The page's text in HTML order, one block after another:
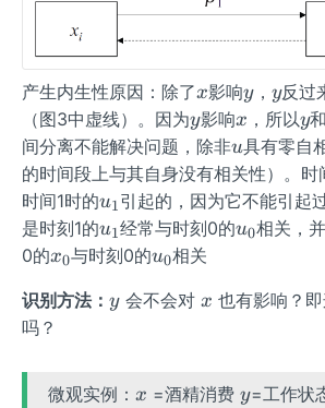
产生内生性原因：除了x
x影响y
y， y
y反过
（图3中虚线）。因为y
y影响x
x ，所以y
y
间分离不能解决问题，除非u
u具有零自
的时间段上与其自身没有相关性）。时
时间1时的u _
{1}
u1引起的，因为它不能引起
是时刻1的u _
{1}
u1经常与时刻0的u _
u0相关，
0的x _
x0与时刻0的u_
u0相关
识别方法： y
y会不会对 x
x 也有影响？
吗？
微观实例：x
x =酒精消费y
y=工作状